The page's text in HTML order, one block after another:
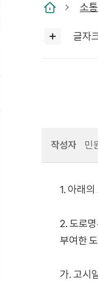
소
글자
작성자 민
1. 아래
2. 도로
부여한
가. 고시